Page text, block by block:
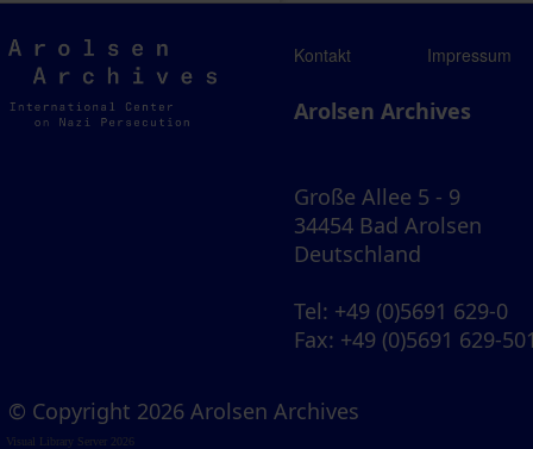
Arolsen
Archives
Kontakt Impressum
Arolsen Archives
Große Allee 5 - 9
34454 Bad Arolsen
Deutschland
Tel: +49 (0)5691 629-0
Fax: +49 (0)5691 629-
© Copyright 2026 Arolsen Archives
Visual Library Server 2026